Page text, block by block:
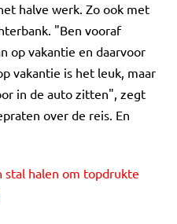
halve werk. Zo ook met
"Ben vooraf
op vakantie en daarvoor
vakantie is het leuk, maar
in de auto zitten", zegt
over de reis. En
stal halen om topdrukte